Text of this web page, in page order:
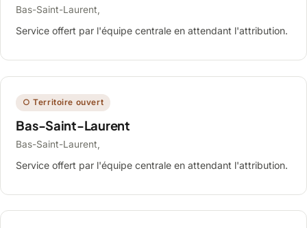
Bas-Saint-Laurent,
Service offert par l'équipe centrale en attendant l'attribution.
○ Territoire ouvert
Bas-Saint-Laurent
Bas-Saint-Laurent,
Service offert par l'équipe centrale en attendant l'attribution.